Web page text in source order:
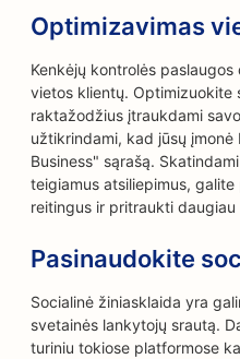
Optimizavimas
Kenkėjų kontrolės
vietos klientų. Optimizuokite
raktažodžius įtraukdami
užtikrindami, kad jūsų
Business" sąrašą.
teigiamus atsiliepimus,
reitingus ir pritraukti daugiau
Pasinaudokite
Socialinė žiniasklaida yra
svetainės lankytojų srautą.
turiniu tokiose platformose